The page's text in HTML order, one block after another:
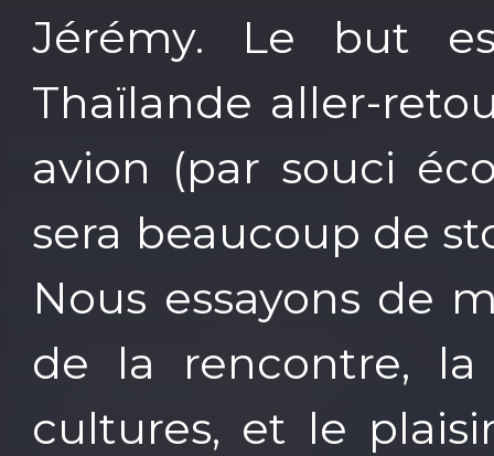
Jérémy. Le but
Thaïlande aller-
avion (par souci
sera beaucoup de
Nous essayons de
de la rencontre,
cultures, et le